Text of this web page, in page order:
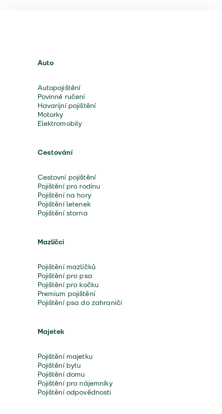
Auto
Autopojištění
Povinné ručení
Havarijní pojištění
Motorky
Elektromobily
Cestování
Cestovní pojištění
Pojištění pro rodinu
Pojištění na hory
Pojištění letenek
Pojištění storna
Mazlíčci
Pojištění mazlíčků
Pojištění pro psa
Pojištění pro kočku
Premium pojištění
Pojištění psa do zahraničí
Majetek
Pojištění majetku
Pojištění bytu
Pojištění domu
Pojištění pro nájemníky
Pojištění odpovědnosti